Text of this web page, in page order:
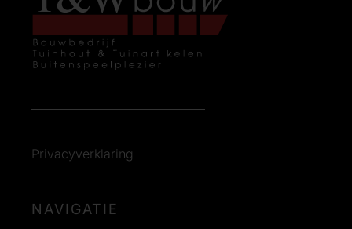
Privacyverklaring
NAVIGATIE